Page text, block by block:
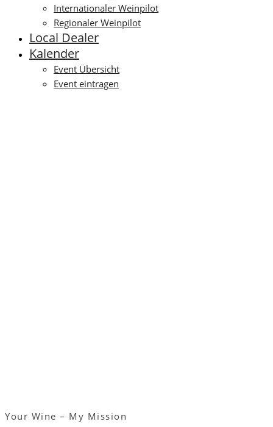
Internationaler Weinpilot
Regionaler Weinpilot
Local Dealer
Kalender
Event Übersicht
Event eintragen
Your Wine – My Mission